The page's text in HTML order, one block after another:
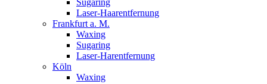
Laser-Haarentfernung
Frankfurt a. M.
Waxing
Sugaring
Laser-Harentfernung
Köln
Waxing